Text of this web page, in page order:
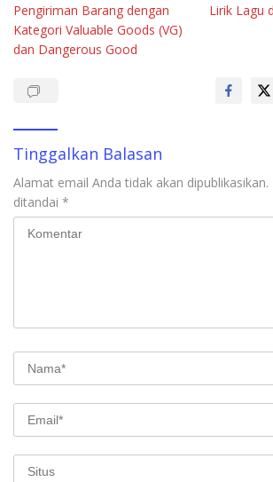
b
o
s
A
e bl e
pos
Pengiriman Barang dengan
Kategori Valuable Goods (VG)
dan Dangerous Good
Lirik Lagu
Tinggalkan Balasan
Alamat email Anda tidak akan dipublikasikan.
ditandai *